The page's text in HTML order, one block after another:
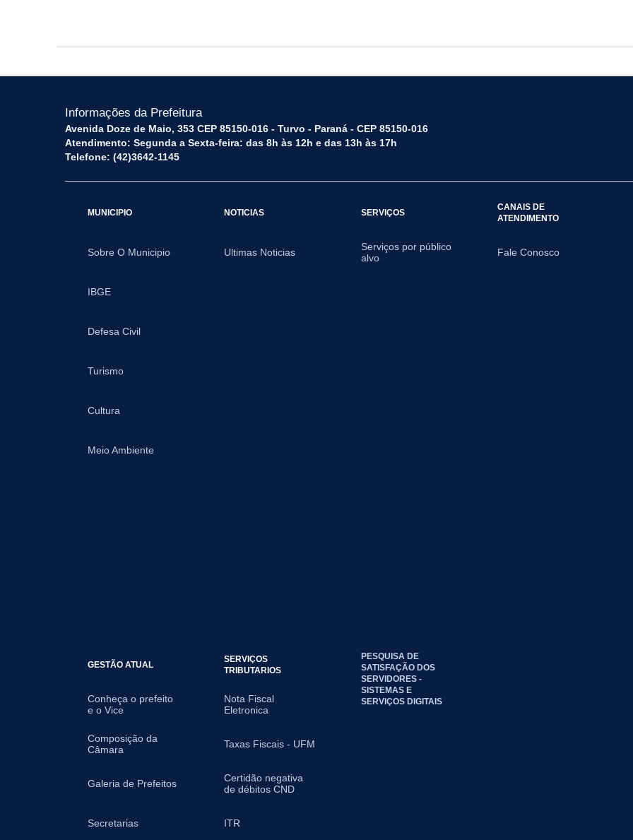
Informações da Prefeitura
Avenida Doze de Maio, 353 CEP 85150-016 - Turvo - Paraná - CEP 85150-016
Atendimento: Segunda a Sexta-feira: das 8h às 12h e das 13h às 17h
Telefone: (42)3642-1145
MUNICIPIO
Sobre O Municipio
IBGE
Defesa Civil
Turismo
Cultura
Meio Ambiente
NOTICIAS
Ultimas Noticias
SERVIÇOS
Serviços por público
alvo
CANAIS DE
ATENDIMENTO
Fale Conosco
GESTÃO ATUAL
Conheça o prefeito
e o Vice
Composição da
Câmara
Galeria de Prefeitos
Secretarias
SERVIÇOS
TRIBUTARIOS
Nota Fiscal
Eletronica
Taxas Fiscais - UFM
Certidão negativa
de débitos CND
ITR
PESQUISA DE
SATISFAÇÃO DOS
SERVIDORES -
SISTEMAS E
SERVIÇOS DIGITAIS